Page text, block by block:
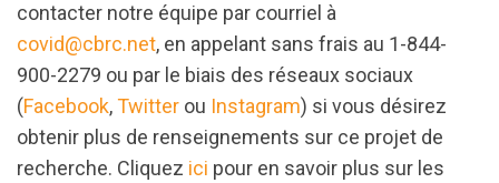
contacter notre équipe par courriel à
covid@cbrc.net, en appelant sans frais au 1-844-
900-2279 ou par le biais des réseaux sociaux
(Facebook,Twitter ou Instagram) si vous désirez
obtenir plus de renseignements sur ce projet de
recherche. Cliquez ici pour en savoir plus sur les